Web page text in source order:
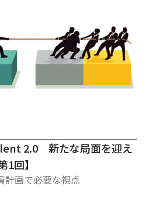
2.0 新たな局面を迎え
回】
計画で必要な視点